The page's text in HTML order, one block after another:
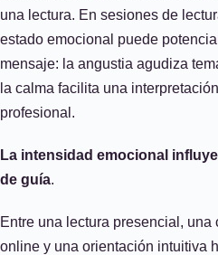
una lectura. En sesiones de
estado emocional puede
mensaje: la angustia agudiza
la calma facilita una
profesional.
La intensidad emocional
de guía.
Entre una lectura presencial,
online y una orientación intuitiva